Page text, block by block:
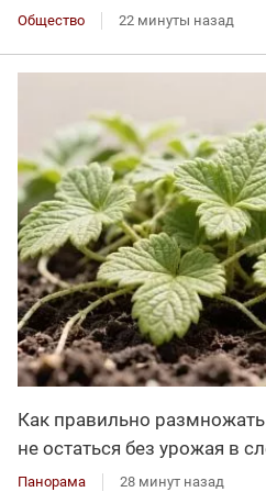
Общество 22 минуты назад
Как правильно
не остаться без урожая в
Панорама 28 минут назад